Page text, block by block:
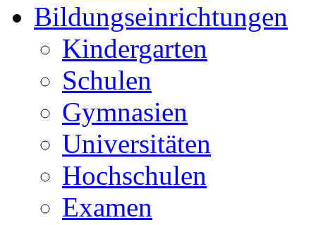
Bildungseinrichtungen
Kindergarten
Schulen
Gymnasien
Universitäten
Hochschulen
Examen